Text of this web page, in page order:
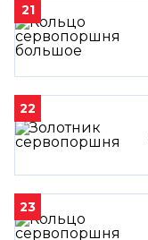
21
22
23